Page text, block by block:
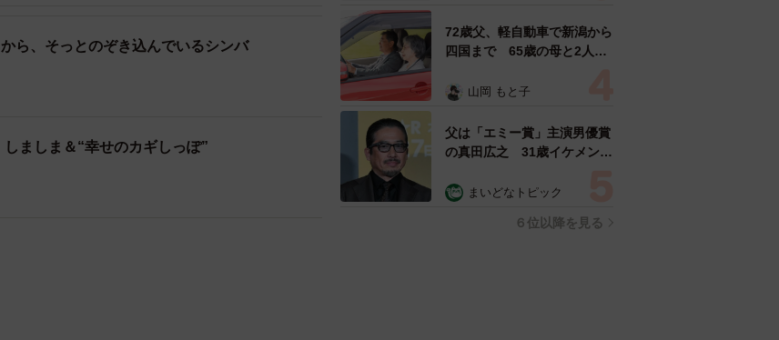
ら、そっとのぞき込んでいるシンバ
しましま＆“幸せのカギしっぽ”
表の訴え
72歳父、軽自動車で新潟から
四国まで 65歳の母と2人で
憩まで分刻み… 「大学生で
山岡 もと子
父は「エミー賞」主演男優賞
の真田広之 31歳イケメン俳
「ガチヒロさんそっくり」
まいどなトピック
６位以降を見る